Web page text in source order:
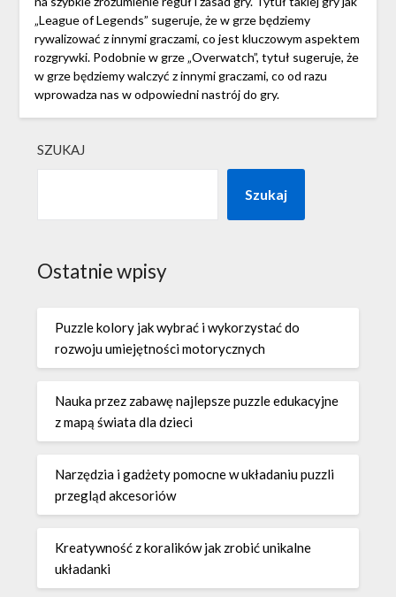
„League of Legends” sugeruje, że w grze będziemy
rywalizować z innymi graczami, co jest kluczowym aspektem
rozgrywki. Podobnie w grze „Overwatch”, tytuł sugeruje, że
w grze będziemy walczyć z innymi graczami, co od razu
wprowadza nas w odpowiedni nastrój do gry.
SZUKAJ
Szukaj
Ostatnie wpisy
Puzzle kolory jak wybrać i wykorzystać do
rozwoju umiejętności motorycznych
Nauka przez zabawę najlepsze puzzle edukacyjne
z mapą świata dla dzieci
Narzędzia i gadżety pomocne w układaniu puzzli
przegląd akcesoriów
Kreatywność z koralików jak zrobić unikalne
układanki